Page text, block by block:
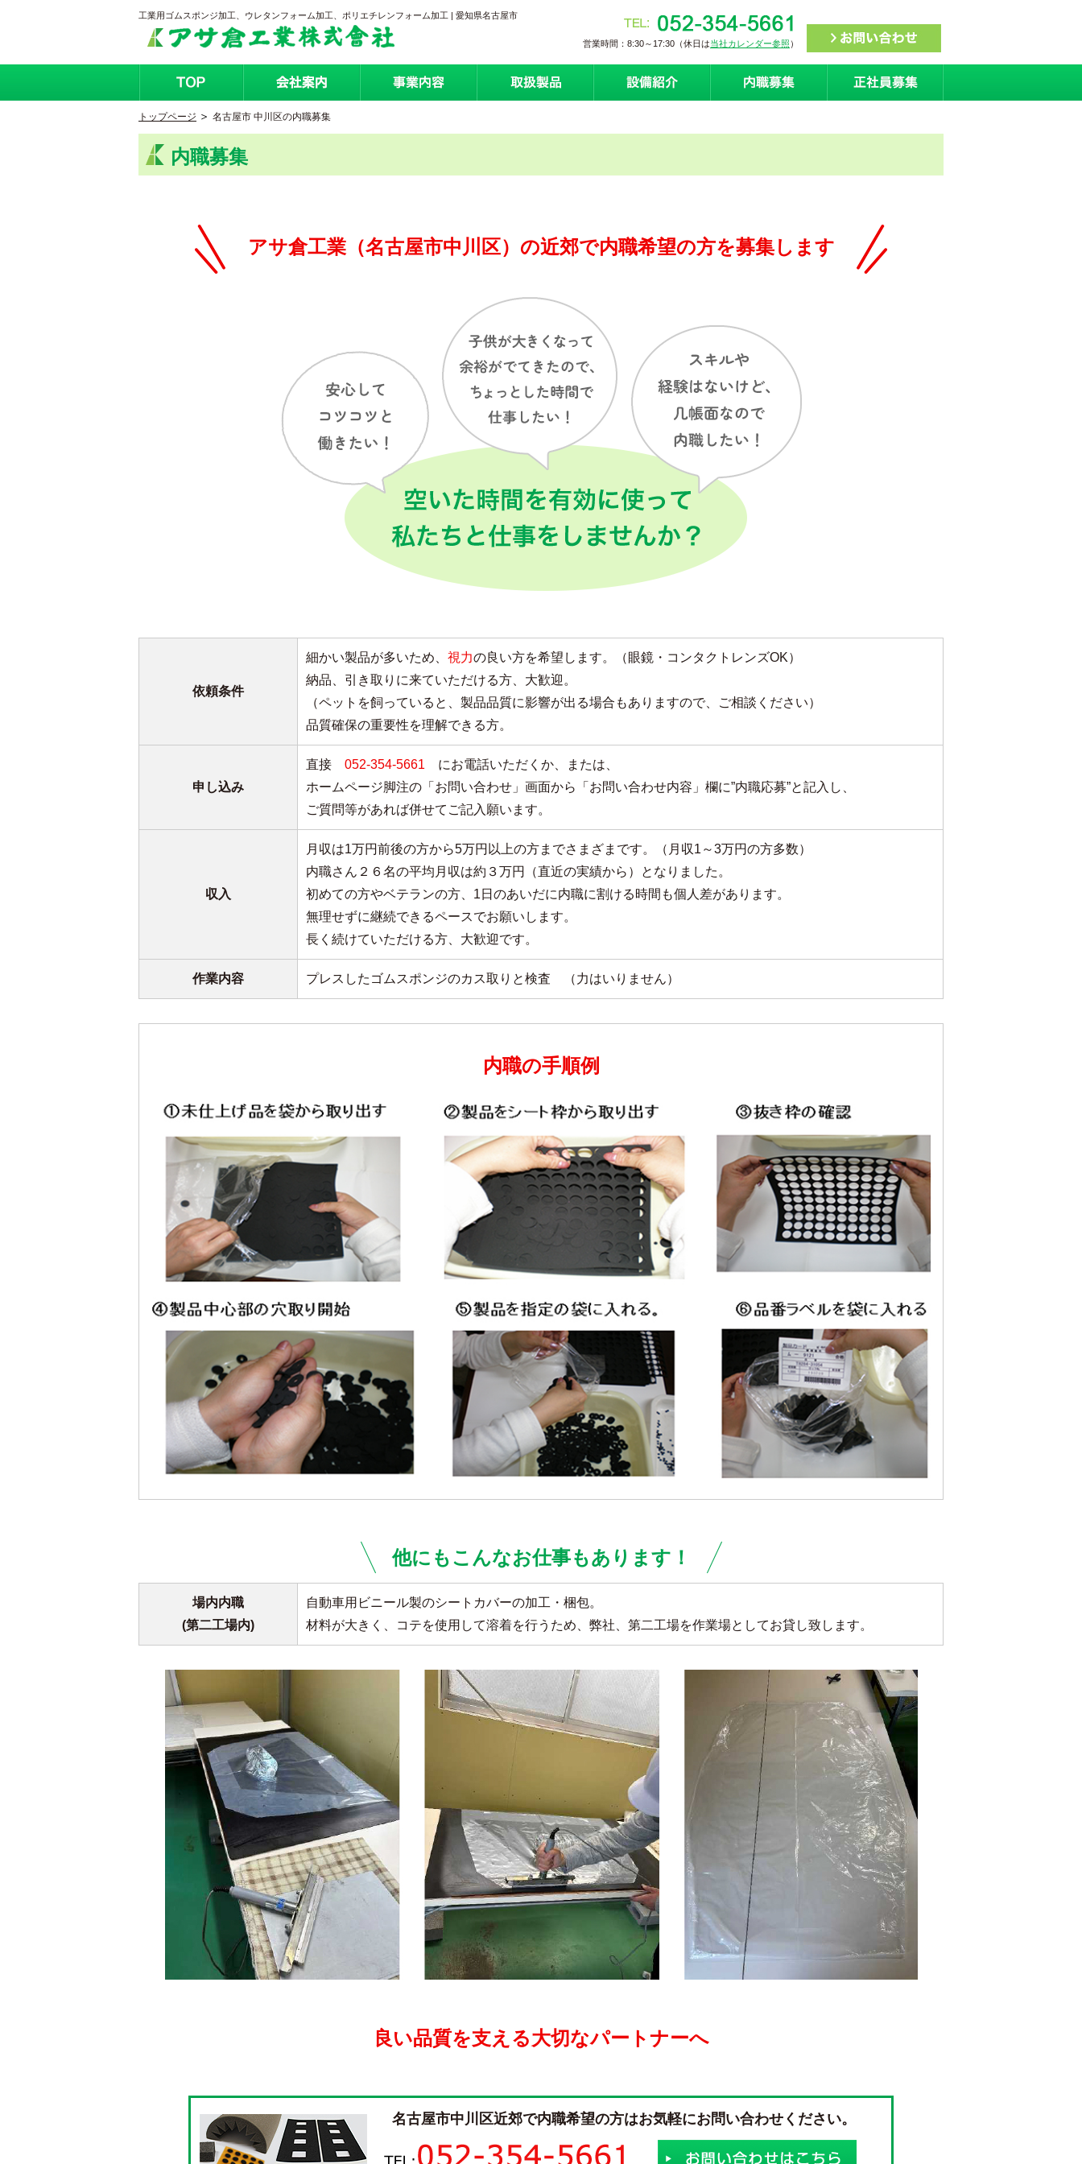
工業用ゴムスポンジ加工、ウレタンフォーム加工、ポリエチレンフォーム加工 | 愛知県名古屋市
営業時間：8:30～17:30（休日は当社カレンダー参照 ）
トップページ 名古屋市 中川区の内職募集
内職募集
アサ倉工業（名古屋市中川区）の近郊で内職希望の方を募集します
依頼条件
細かい製品が多いため、 視力の良い方を希望します。（眼鏡・コンタクトレンズOK）
納品、引き取りに来ていただける方、大歓迎。
（ペットを飼っていると、製品品質に影響が出る場合もありますので、ご相談ください）
品質確保の重要性を理解できる方。
申し込み
直接 052-354-5661 にお電話いただくか、または、
ホームページ脚注の「お問い合わせ」画面から「お問い合わせ内容」欄に”内職応募”と記入し、
ご質問等があれば併せてご記入願います。
収入
月収は1万円前後の方から5万円以上の方までさまざまです。（月収1～3万円の方多数）
内職さん２６名の平均月収は約３万円（直近の実績から）となりました。
初めての方やベテランの方、1日のあいだに内職に割ける時間も個人差があります。
無理せずに継続できるペースでお願いします。
長く続けていただける方、大歓迎です。
作業内容 プレスしたゴムスポンジのカス取りと検査 （力はいりません）
内職の手順例
他にもこんなお仕事もあります！
場内内職
(第二工場内)
自動車用ビニール製のシートカバーの加工・梱包。
材料が大きく、コテを使用して溶着を行うため、弊社、第二工場を作業場としてお貸し致します。
良い品質を支える大切なパートナーへ
名古屋市中川区近郊で内職希望の方はお気軽にお問い合わせください。